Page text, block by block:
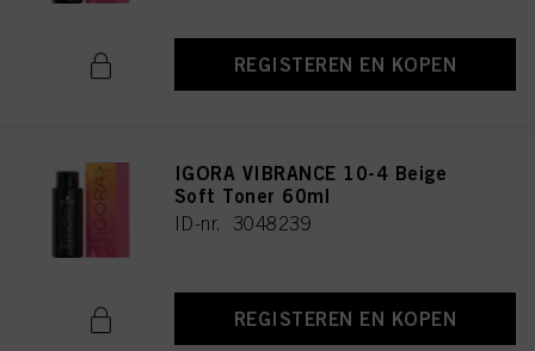
REGISTEREN EN KOPEN
IGORA VIBRANCE 10-4 Beige
Soft Toner 60ml
ID-nr. 3048239
REGISTEREN EN KOPEN